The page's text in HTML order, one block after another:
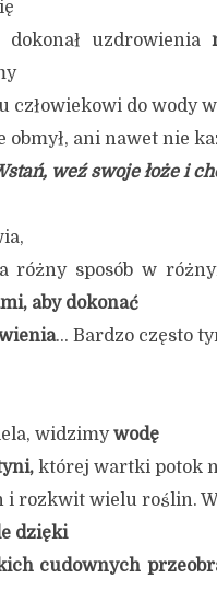
dokonał uzdrowienia
człowiekowi do wody
ani nawet nie
weź swoje łoże i
różny sposób w
aby dokonać
… Bardzo często
widzimywodę
której wartki potok
i rozkwit wielu roślin.
dzięki
cudownych